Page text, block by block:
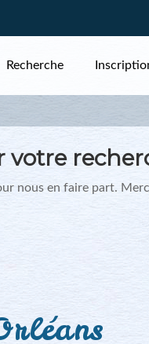
Recherche
nous en faire part.